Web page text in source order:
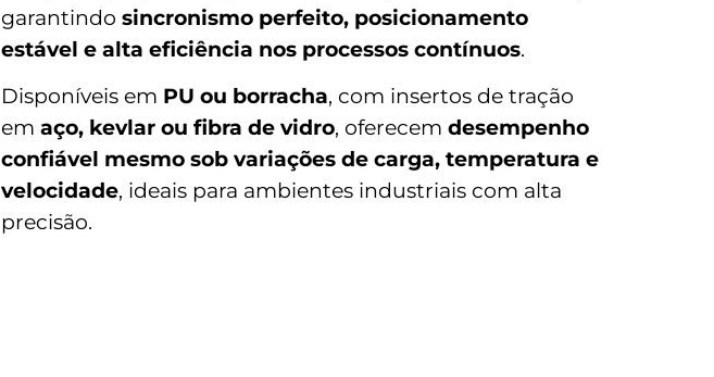
garantindo sincronismo perfeito, posicionamento
estável e alta eficiência nos processos contínuos.
Disponíveis em PU ou borracha, com insertos de tração
em aço, kevlar ou fibra de vidro, oferecem desempenho
confiável mesmo sob variações de carga, temperatura e
velocidade, ideais para ambientes industriais com alta
precisão.